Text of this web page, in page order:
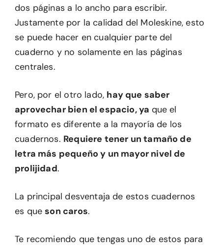
dos páginas a lo ancho para escribir.
Justamente por la calidad del Moleskine, esto
se puede hacer en cualquier parte del
cuaderno y no solamente en las páginas
centrales.
Pero, por el otro lado, hay que saber
aprovechar bien el espacio, ya que el
formato es diferente a la mayoría de los
cuadernos. Requiere tener un tamaño de
letra más pequeño y un mayor nivel de
prolijidad.
La principal desventaja de estos cuadernos
es queson caros.
Te recomiendo que tengas uno de estos para